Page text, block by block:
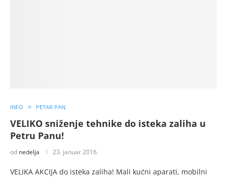
INFO PETAR PAN
VELIKO sniženje tehnike do isteka zaliha u
Petru Panu!
od nedelja 23. januar 2016.
VELIKA AKCIJA do isteka zaliha! Mali kućni aparati, mobilni